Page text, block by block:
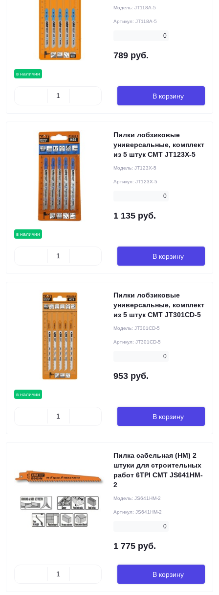
в наличии
Модель: JT118A-5
Артикул: JT118A-5
0
789 руб.
В корзину
в наличии
Пилки лобзиковые
универсальные, комплект
из 5 штук CMT JT123X-5
Модель: JT123X-5
Артикул: JT123X-5
0
1 135 руб.
В корзину
в наличии
Пилки лобзиковые
универсальные, комплект
из 5 штук CMT JT301CD-5
Модель: JT301CD-5
Артикул: JT301CD-5
0
953 руб.
В корзину
Пилка сабельная (HM) 2
штуки для строительных
работ 6TPI CMT JS641HM-
2
Модель: JS641HM-2
Артикул: JS641HM-2
0
1 775 руб.
В корзину